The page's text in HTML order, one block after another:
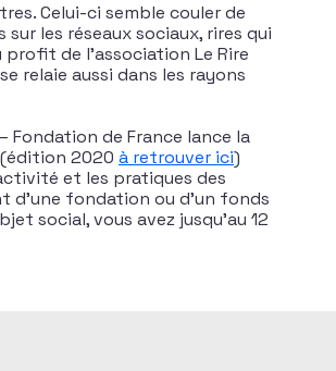
Celui-ci semble couler de
les réseaux sociaux, rires qui
de l’association Le Rire
relaie aussi dans les rayons
Fondation de France lance la
2020 à retrouver ici)
et les pratiques des
fondation ou d’un fonds
social, vous avez jusqu’au 12